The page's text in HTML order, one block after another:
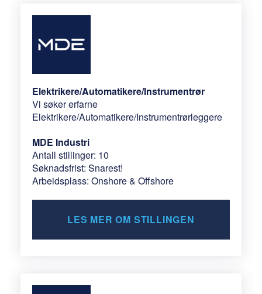
Elektrikere/Automatikere/Instrumentrør
Vi søker erfarne
Elektrikere/Automatikere/Instrumentrørleggere
MDE Industri
Antall stillinger: 10
Søknadsfrist: Snarest!
Arbeidsplass: Onshore & Offshore
LES MER OM STILLINGEN